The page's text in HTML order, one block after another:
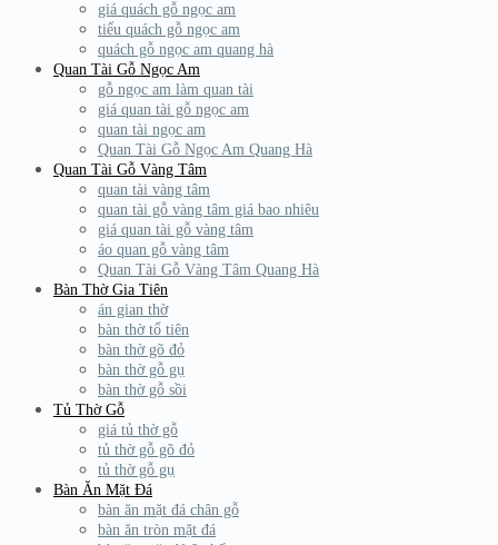
giá quách gỗ ngọc am
tiểu quách gỗ ngọc am
quách gỗ ngọc am quang hà
Quan Tài Gỗ Ngọc Am
gỗ ngọc am làm quan tài
giá quan tài gỗ ngọc am
quan tài ngọc am
Quan Tài Gỗ Ngọc Am Quang Hà
Quan Tài Gỗ Vàng Tâm
quan tài vàng tâm
quan tài gỗ vàng tâm giá bao nhiêu
giá quan tài gỗ vàng tâm
áo quan gỗ vàng tâm
Quan Tài Gỗ Vàng Tâm Quang Hà
Bàn Thờ Gia Tiên
án gian thờ
bàn thờ tổ tiên
bàn thờ gõ đỏ
bàn thờ gỗ gụ
bàn thờ gỗ sồi
Tủ Thờ Gỗ
giá tủ thờ gỗ
tủ thờ gỗ gõ đỏ
tủ thờ gỗ gụ
Bàn Ăn Mặt Đá
bàn ăn mặt đá chân gỗ
bàn ăn tròn mặt đá